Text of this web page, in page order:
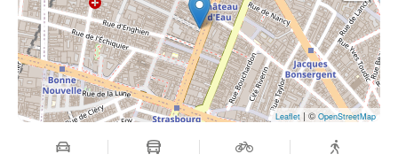
Leaflet | © OpenStreetMap